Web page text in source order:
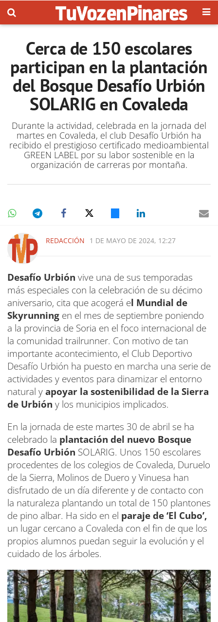
Cerca de 150 escolares
participan en la plantación
del Bosque Desafío Urbión
SOLARIG en Covaleda
Durante la actividad, celebrada en la jornada del
martes en Covaleda, el club Desafío Urbión ha
recibido el prestigioso certificado medioambiental
GREEN LABEL por su labor sostenible en la
organización de carreras por montaña.
REDACCIÓN 1 DE MAYO DE 2024, 12:27
Desafío Urbión vive una de sus temporadas
más especiales con la celebración de su décimo
aniversario, cita que acogerá el Mundial de
Skyrunning en el mes de septiembre poniendo
a la provincia de Soria en el foco internacional de
la comunidad trailrunner. Con motivo de tan
importante acontecimiento, el Club Deportivo
Desafío Urbión ha puesto en marcha una serie de
actividades y eventos para dinamizar el entorno
natural yapoyar la sostenibilidad de la Sierra
de Urbión y los municipios implicados.
En la jornada de este martes 30 de abril se ha
celebrado la plantación del nuevo Bosque
Desafío Urbión SOLARIG. Unos 150 escolares
procedentes de los colegios de Covaleda, Duruelo
de la Sierra, Molinos de Duero y Vinuesa han
disfrutado de un día diferente y de contacto con
la naturaleza plantando un total de 150 plantones
de pino albar. Ha sido en el paraje de ‘El Cubo’,
un lugar cercano a Covaleda con el fin de que los
propios alumnos puedan seguir la evolución y el
cuidado de los árboles.